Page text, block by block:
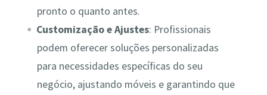
pronto o quanto antes.
Customização e Ajustes: Profissionais
podem oferecer soluções personalizadas
para necessidades específicas do seu
negócio, ajustando móveis e garantindo que